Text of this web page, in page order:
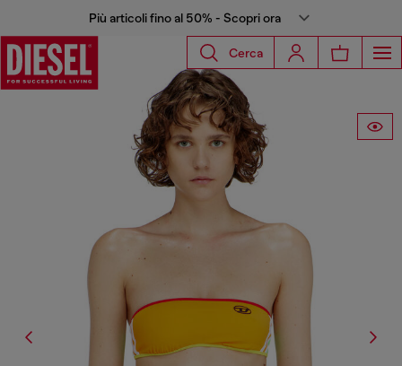
Più articoli fino al 50% - Scopri ora
Cerca